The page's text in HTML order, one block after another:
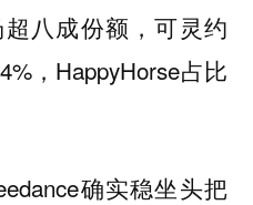
八成份额，可灵约
，HappyHorse占比
确实稳坐头把